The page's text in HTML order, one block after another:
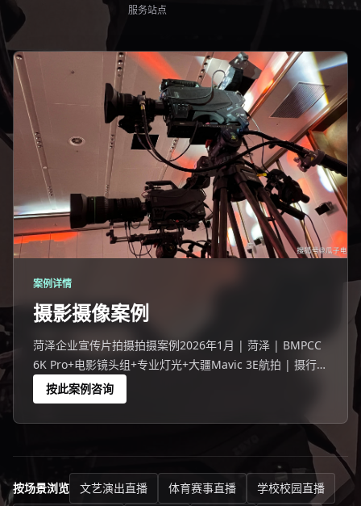
服务站点
案例详情
摄影摄像案例
菏泽企业宣传片拍摄拍摄案例2026年1月 | 菏泽 | BMPCC
6K Pro+电影镜头组+专业灯光+大疆Mavic 3E航拍 | 摄行直
播制作菏泽企业3分钟影像项目。成败74%在前期——10天
沟通确定车间、研发、办公、外景四
按此案例咨询
按场景浏览 文艺演出直播 体育赛事直播
学校校园直播